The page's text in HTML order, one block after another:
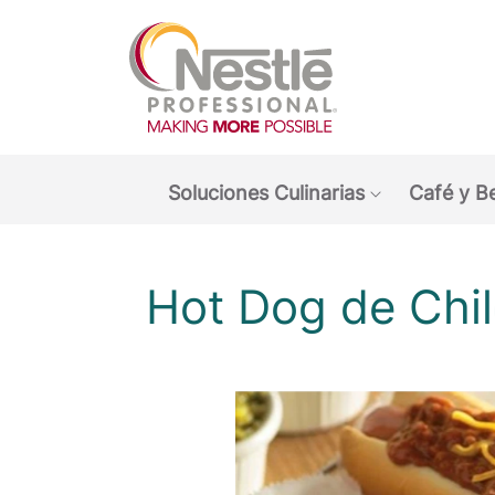
Soluciones Culinarias
Show
Café y
Hot Dog de